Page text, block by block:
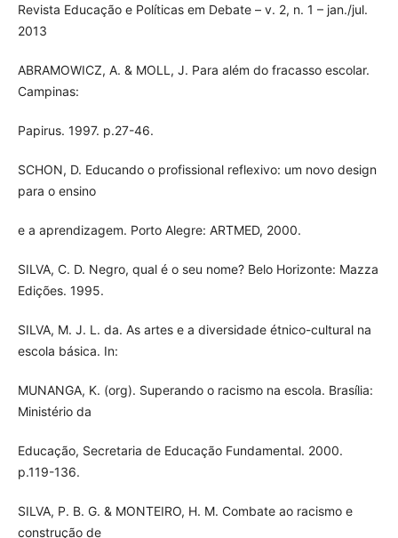
Revista Educação e Políticas em Debate – v. 2, n. 1 – jan./jul.
2013
ABRAMOWICZ, A. & MOLL, J. Para além do fracasso escolar.
Campinas:
Papirus. 1997. p.27-46.
SCHON, D. Educando o profissional reflexivo: um novo design
para o ensino
e a aprendizagem. Porto Alegre: ARTMED, 2000.
SILVA, C. D. Negro, qual é o seu nome? Belo Horizonte: Mazza
Edições. 1995.
SILVA, M. J. L. da. As artes e a diversidade étnico-cultural na
escola básica. In:
MUNANGA, K. (org). Superando o racismo na escola. Brasília:
Ministério da
Educação, Secretaria de Educação Fundamental. 2000.
p.119-136.
SILVA, P. B. G. & MONTEIRO, H. M. Combate ao racismo e
construção de